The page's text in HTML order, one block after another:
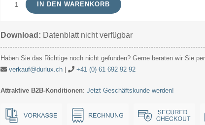
Zubehör
Starter
Longlife
240V
65W
IN DEN WARENKORB
Download: Datenblatt nicht verfügbar
Haben Sie das Richtige noch nicht gefunden? Gerne beraten wir Sie
verkauf@durlux.ch| +41 (0) 61 692 92 92
Attraktive B2B-Konditionen: Jetzt Geschäftskunde werden!